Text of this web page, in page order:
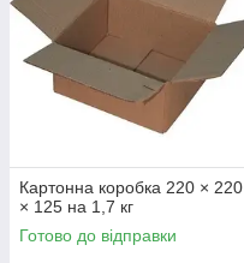
Картонна коробка 220 × 220
× 125 на 1,7 кг
Готово до відправки